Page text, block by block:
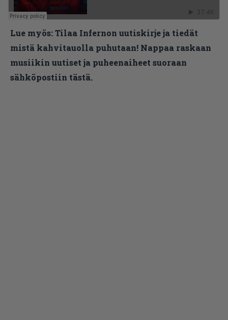
Lue myös:Tilaa Infernon uutiskirje ja tiedät
mistä kahvitauolla puhutaan! Nappaa raskaan
musiikin uutiset ja puheenaiheet suoraan
sähköpostiin tästä.